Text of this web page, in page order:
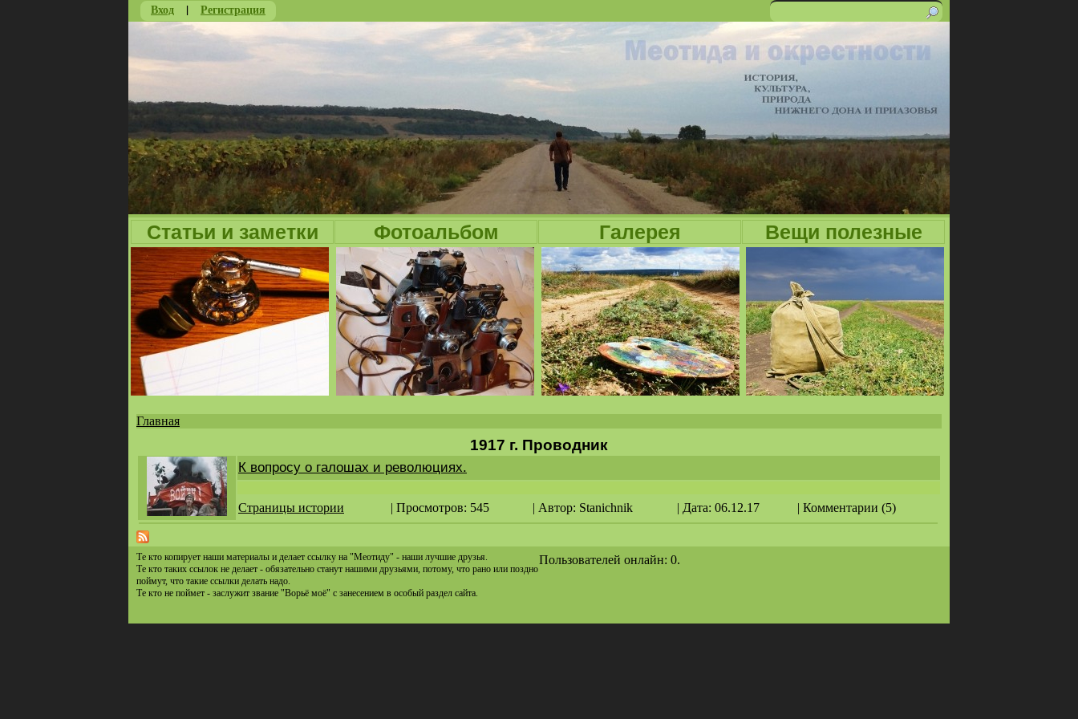
Вход | Регистрация
Форма
поиска
Поиск
Статьи и заметки Фотоальбом Галерея Вещи полезные
здесь
Главная
1917 г. Проводник
К вопросу о галошах и революциях.
Страницы истории | Просмотров: 545 | Автор: Stanichnik | Дата: 06.12.17 | Комментарии (5)
Те кто копирует наши материалы и делает ссылку на "Меотиду" - наши лучшие друзья.
Те кто таких ссылок не делает - обязательно станут нашими друзьями, потому, что рано или поздно
поймут, что такие ссылки делать надо.
Те кто не поймет - заслужит звание "Ворьё моё" с занесением в особый раздел сайта.
Пользователей онлайн: 0.